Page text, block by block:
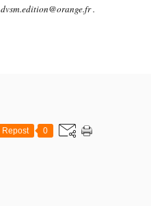
dvsm.edition@orange.fr .
Repost 0